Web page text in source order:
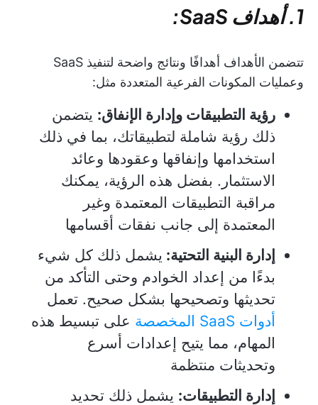
1. أهداف SaaS:
تتضمن الأهداف أهدافًا ونتائج واضحة لتنفيذ SaaS
وعمليات المكونات الفرعية المتعددة مثل:
رؤية التطبيقات وإدارة الإنفاق: يتضمن
ذلك رؤية شاملة لتطبيقاتك، بما في ذلك
استخدامها وإنفاقها وعقودها وعائد
الاستثمار. بفضل هذه الرؤية، يمكنك
مراقبة التطبيقات المعتمدة وغير
المعتمدة إلى جانب نفقات أقسامها
إدارة البنية التحتية: يشمل ذلك كل شيء
بدءًا من إعداد الخوادم وحتى التأكد من
تحديثها وتصحيحها بشكل صحيح. تعمل
أدوات SaaS المخصصة
على تبسيط هذه
المهام، مما يتيح إعدادات أسرع
وتحديثات منتظمة
إدارة التطبيقات: يشمل ذلك تحديد